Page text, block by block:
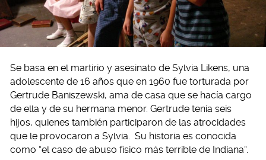
Se basa en el martirio y asesinato de Sylvia Likens, una
adolescente de 16 años que en 1960 fue torturada por
Gertrude Baniszewski, ama de casa que se hacía cargo
de ella y de su hermana menor. Gertrude tenía seis
hijos, quienes también participaron de las atrocidades
que le provocaron a Sylvia. Su historia es conocida
como “el caso de abuso físico más terrible de Indiana”.